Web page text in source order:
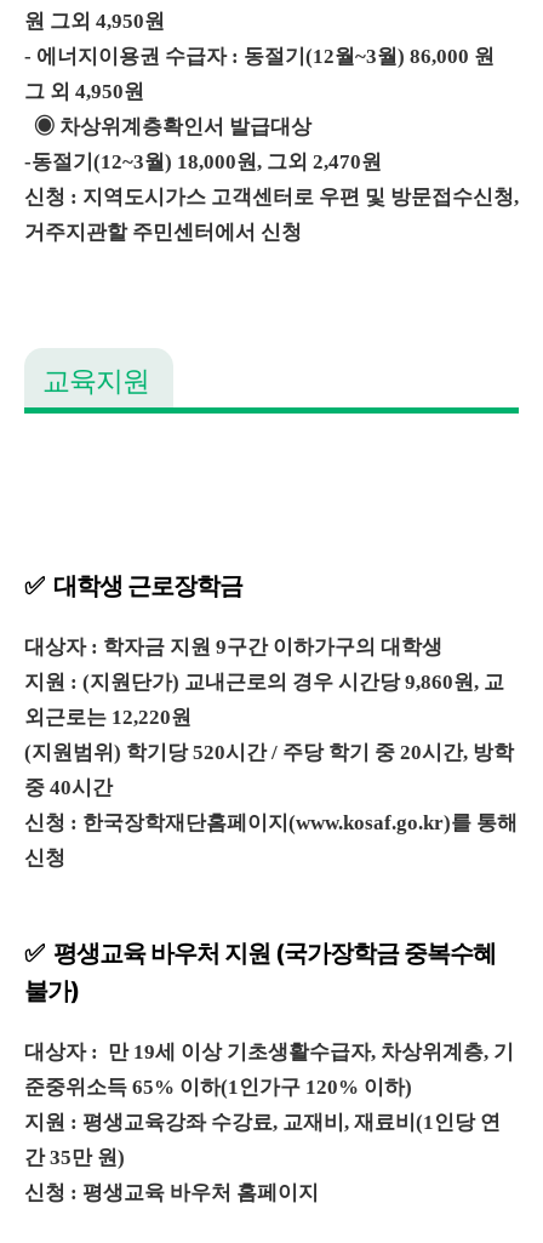
원 그외 4,950원
- 에너지이용권 수급자 : 동절기(12월~3월) 86,000 원
그 외 4,950원
◉ 차상위계층확인서 발급대상
-동절기(12~3월) 18,000원, 그외 2,470원
신청 : 지역도시가스 고객센터로 우편 및 방문접수신청,
거주지관할 주민센터에서 신청
교육지원
✅ 대학생 근로장학금
대상자 : 학자금 지원 9구간 이하가구의 대학생
지원 : (지원단가) 교내근로의 경우 시간당 9,860원, 교
외근로는 12,220원
(지원범위) 학기당 520시간 / 주당 학기 중 20시간, 방학
중 40시간
신청 : 한국장학재단홈페이지(www.kosaf.go.kr)를 통해
신청
✅ 평생교육 바우처 지원 (국가장학금 중복수혜
불가)
대상자 : 만 19세 이상 기초생활수급자, 차상위계층, 기
준중위소득 65% 이하(1인가구 120% 이하)
지원 : 평생교육강좌 수강료, 교재비, 재료비(1인당 연
간 35만 원)
신청 : 평생교육 바우처 홈페이지